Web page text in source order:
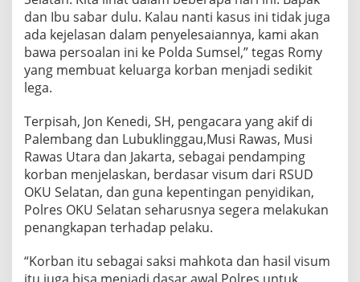
dan Ibu sabar dulu. Kalau nanti kasus ini tidak juga
ada kejelasan dalam penyelesaiannya, kami akan
bawa persoalan ini ke Polda Sumsel,” tegas Romy
yang membuat keluarga korban menjadi sedikit
lega.
Terpisah, Jon Kenedi, SH, pengacara yang akif di
Palembang dan Lubuklinggau,Musi Rawas, Musi
Rawas Utara dan Jakarta, sebagai pendamping
korban menjelaskan, berdasar visum dari RSUD
OKU Selatan, dan guna kepentingan penyidikan,
Polres OKU Selatan seharusnya segera melakukan
penangkapan terhadap pelaku.
“Korban itu sebagai saksi mahkota dan hasil visum